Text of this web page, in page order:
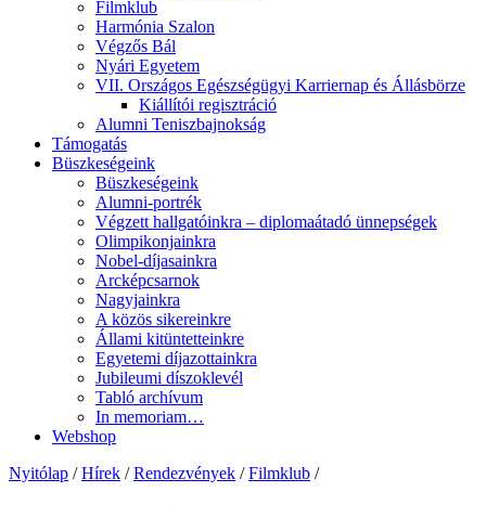
Filmklub
Harmónia Szalon
Végzős Bál
Nyári Egyetem
VII. Országos Egészségügyi Karriernap és Állásbörze
Kiállítói regisztráció
Alumni Teniszbajnokság
Támogatás
Büszkeségeink
Büszkeségeink
Alumni-portrék
Végzett hallgatóinkra – diplomaátadó ünnepségek
Olimpikonjainkra
Nobel-díjasainkra
Arcképcsarnok
Nagyjainkra
A közös sikereinkre
Állami kitüntetteinkre
Egyetemi díjazottainkra
Jubileumi díszoklevél
Tabló archívum
In memoriam…
Webshop
Nyitólap / Hírek / Rendezvények / Filmklub /